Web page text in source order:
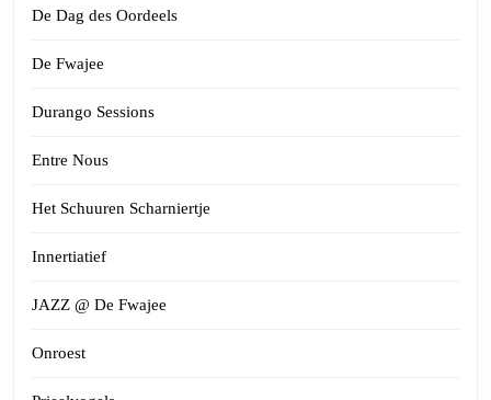
De Dag des Oordeels
De Fwajee
Durango Sessions
Entre Nous
Het Schuuren Scharniertje
Innertiatief
JAZZ @ De Fwajee
Onroest